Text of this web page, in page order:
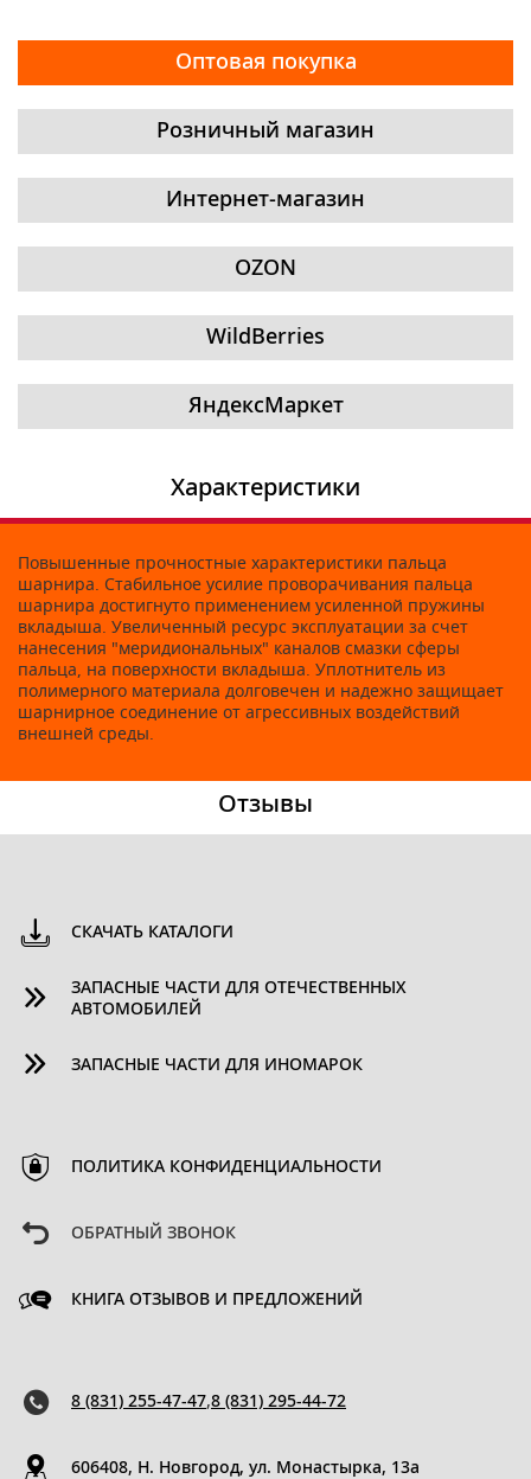
Оптовая покупка
Розничный магазин
Интернет-магазин
OZON
WildBerries
ЯндексМаркет
Характеристики
Повышенные прочностные характеристики пальца
шарнира. Стабильное усилие проворачивания пальца
шарнира достигнуто применением усиленной пружины
вкладыша. Увеличенный ресурс эксплуатации за счет
нанесения "меридиональных" каналов смазки сферы
пальца, на поверхности вкладыша. Уплотнитель из
полимерного материала долговечен и надежно защищает
шарнирное соединение от агрессивных воздействий
внешней среды.
Отзывы
СКАЧАТЬ КАТАЛОГИ
ЗАПАСНЫЕ ЧАСТИ ДЛЯ ОТЕЧЕСТВЕННЫХ
АВТОМОБИЛЕЙ
ЗАПАСНЫЕ ЧАСТИ ДЛЯ ИНОМАРОК
ПОЛИТИКА КОНФИДЕНЦИАЛЬНОСТИ
ОБРАТНЫЙ ЗВОНОК
КНИГА ОТЗЫВОВ И ПРЕДЛОЖЕНИЙ
8 (831) 255-47-47,8 (831) 295-44-72
606408, Н. Новгород, ул. Монастырка, 13a